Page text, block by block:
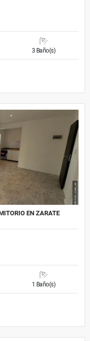
3 Baño(s)
EN ZARATE
1 Baño(s)